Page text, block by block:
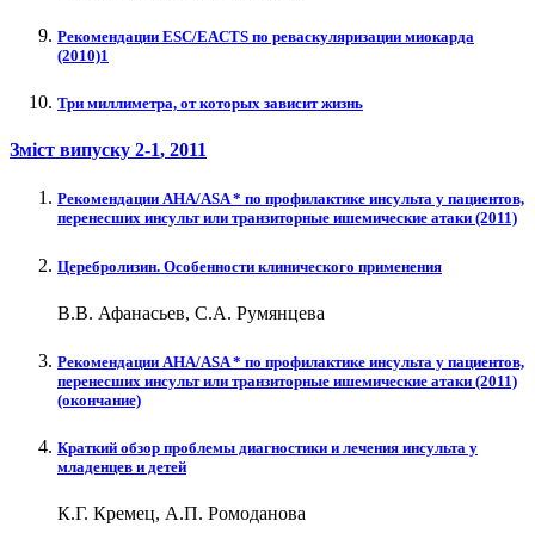
Рекомендации ESC/EACTS по реваскуляризации миокарда
(2010)1
Три миллиметра, от которых зависит жизнь
Зміст випуску 2-1, 2011
Рекомендации AHA/ASA * по профилактике инсульта у пациентов,
перенесших инсульт или транзиторные ишемические атаки (2011)
Церебролизин. Особенности клинического применения
В.В. Афанасьев, С.А. Румянцева
Рекомендации AHA/ASA * по профилактике инсульта у пациентов,
перенесших инсульт или транзиторные ишемические атаки (2011)
(окончание)
Краткий обзор проблемы диагностики и лечения инсульта у
младенцев и детей
К.Г. Кремец, А.П. Ромоданова